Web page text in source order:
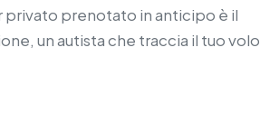
privato prenotato in anticipo è il
un autista che traccia il tuo volo